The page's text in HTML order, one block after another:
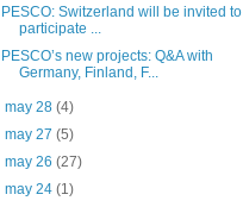
PESCO: Switzerland will be invited to
participate ...
PESCO’s new projects: Q&A with
Germany, Finland, F...
may 28 (4)
may 27 (5)
may 26 (27)
may 24 (1)